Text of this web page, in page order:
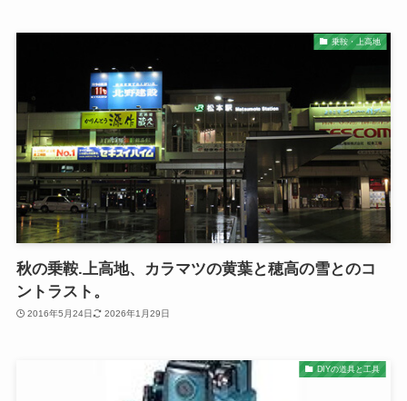
乗鞍・上高地
秋の乗鞍.上高地、カラマツの黄葉と穂高の雪とのコ
ントラスト。
2016年5月24日 2026年1月29日
DIYの道具と工具